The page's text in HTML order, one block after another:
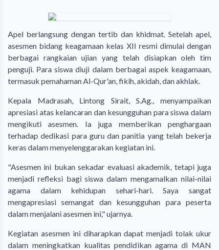
Apel berlangsung dengan tertib dan khidmat. Setelah apel,
asesmen bidang keagamaan kelas XII resmi dimulai dengan
berbagai rangkaian ujian yang telah disiapkan oleh tim
penguji. Para siswa diuji dalam berbagai aspek keagamaan,
termasuk pemahaman Al-Qur'an, fikih, akidah, dan akhlak.
Kepala Madrasah, Lintong Sirait, S.Ag., menyampaikan
apresiasi atas kelancaran dan kesungguhan para siswa dalam
mengikuti asesmen. Ia juga memberikan penghargaan
terhadap dedikasi para guru dan panitia yang telah bekerja
keras dalam menyelenggarakan kegiatan ini.
"Asesmen ini bukan sekadar evaluasi akademik, tetapi juga
menjadi refleksi bagi siswa dalam mengamalkan nilai-nilai
agama dalam kehidupan sehari-hari. Saya sangat
mengapresiasi semangat dan kesungguhan para peserta
dalam menjalani asesmen ini," ujarnya.
Kegiatan asesmen ini diharapkan dapat menjadi tolak ukur
dalam meningkatkan kualitas pendidikan agama di MAN